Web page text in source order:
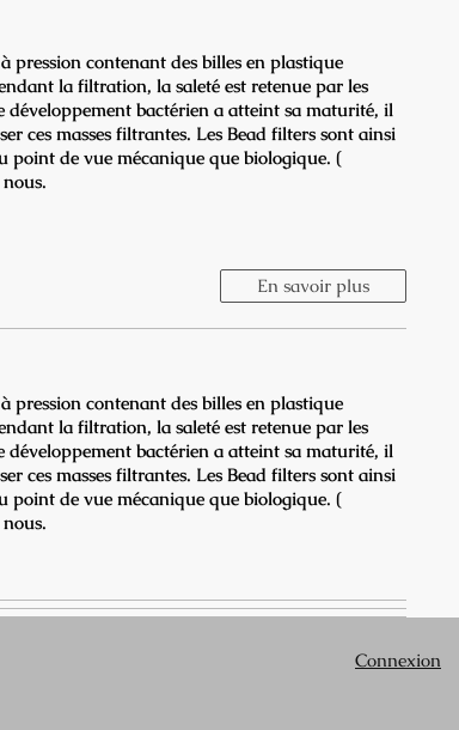
pression contenant des billes en plastique
la filtration, la saleté est retenue par les
développement bactérien a atteint sa maturité, il
ces masses filtrantes. Les Bead filters sont ainsi
point de vue mécanique que biologique. (
En savoir plus
pression contenant des billes en plastique
la filtration, la saleté est retenue par les
développement bactérien a atteint sa maturité, il
ces masses filtrantes. Les Bead filters sont ainsi
point de vue mécanique que biologique. (
Connexion